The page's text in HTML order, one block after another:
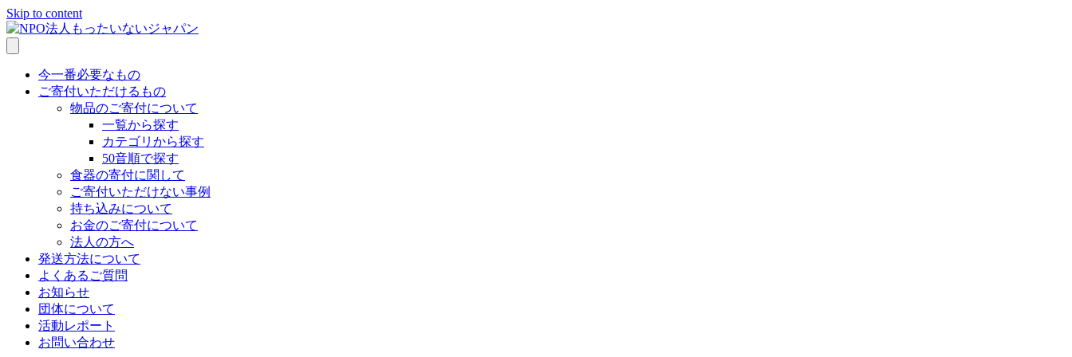
Skip to content
今一番必要なもの
ご寄付いただけるもの
物品のご寄付について
一覧から探す
カテゴリから探す
50音順で探す
食器の寄付に関して
ご寄付いただけない事例
持ち込みについて
お金のご寄付について
法人の方へ
発送方法について
よくあるご質問
お知らせ
団体について
活動レポート
お問い合わせ